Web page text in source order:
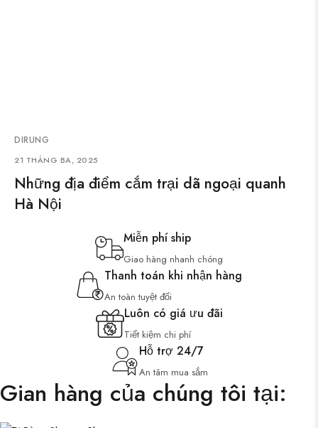
DIRUNG
21 THÁNG BA, 2025
Những địa điểm cắm trại dã ngoại quanh
Hà Nội
Miễn phí ship
Giao hàng nhanh chóng
Thanh toán khi nhận hàng
An toàn tuyệt đối
Luôn có giá ưu đãi
Tiết kiệm chi phí
Hỗ trợ 24/7
An tâm mua sắm
Gian hàng của chúng tôi tại: